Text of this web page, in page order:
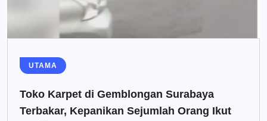
UTAMA
Toko Karpet di Gemblongan Surabaya
Terbakar, Kepanikan Sejumlah Orang Ikut